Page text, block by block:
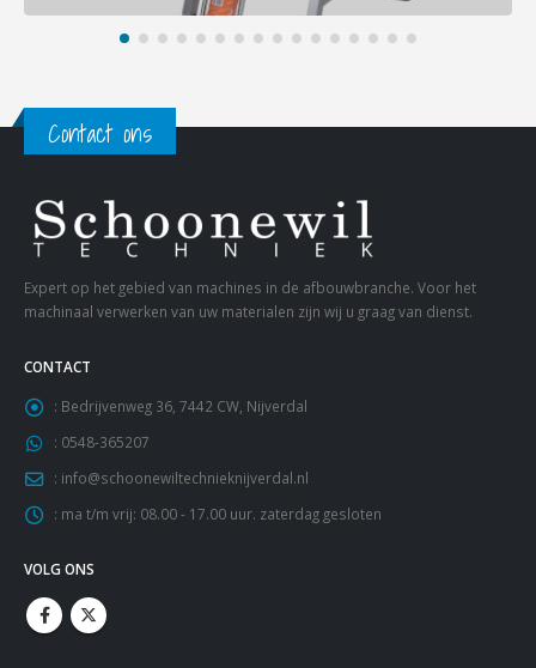
Contact ons
Expert op het gebied van machines in de afbouwbranche. Voor het
machinaal verwerken van uw materialen zijn wij u graag van dienst.
CONTACT
: Bedrijvenweg 36, 7442 CW, Nijverdal
: 0548-365207
: info@schoonewiltechnieknijverdal.nl
: ma t/m vrij: 08.00 - 17.00 uur. zaterdag gesloten
VOLG ONS